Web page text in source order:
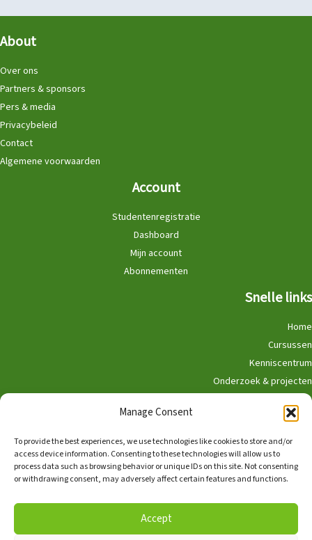
Manage Consent
To provide the best experiences, we use technologies like cookies to store and/or
access device information. Consenting to these technologies will allow us to
process data such as browsing behavior or unique IDs on this site. Not consenting
or withdrawing consent, may adversely affect certain features and functions.
Accept
About
Over ons
Partners & sponsors
Pers & media
Privacybeleid
Contact
Algemene voorwaarden
Account
Studentenregistratie
Dashboard
Mijn account
Abonnementen
Snelle links
Home
Cursussen
Kenniscentrum
Onderzoek & projecten
Doe mee
Winkel
English Nederlands